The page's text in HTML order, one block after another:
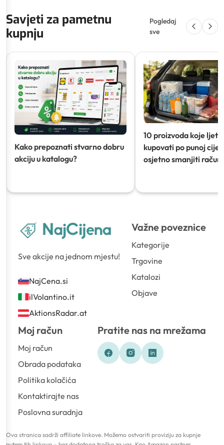
Savjeti za pametnu
kupnju
Pogledaj
sve
Kako prepoznati stvarno dobru
akciju u katalogu?
10 proizvoda koje ljeti
kupovati po punoj
osjetno smanjiti račun)
Sve akcije na jednom mjestu!
NajCena.si
ilVolantino.it
AktionsRadar.at
Važne poveznice
Kategorije
Trgovine
Katalozi
Objave
Moj račun
Moj račun
Obrada podataka
Politika kolačića
Kontaktirajte nas
Poslovna suradnja
Pratite nas na mrežama
Ova stranica sadrži affiliate linkove. Možemo ostvariti proviziju za kupnje